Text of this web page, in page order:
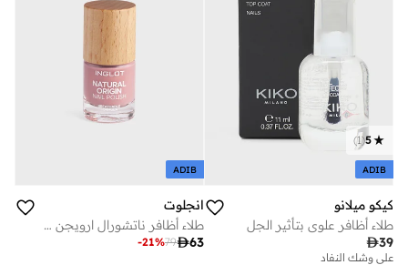
5
(
1
)
ADIB
كيكو ميلانو
طلاء أظافر علوي بتأثير الجل
39
على وشك النفاد
ADIB
انجلوت
طلاء أظافر ناتشورال ارويجن بيل مارسالا 039
63
79
-21%